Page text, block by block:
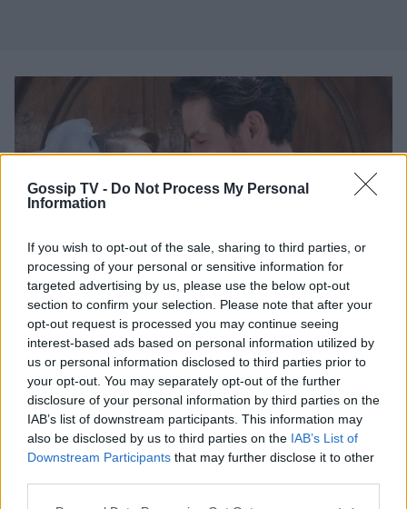
Gossip TV - Do Not Process My Personal
Information
If you wish to opt-out of the sale, sharing to third parties, or
processing of your personal or sensitive information for
targeted advertising by us, please use the below opt-out
section to confirm your selection. Please note that after your
opt-out request is processed you may continue seeing
interest-based ads based on personal information utilized by
us or personal information disclosed to third parties prior to
your opt-out. You may separately opt-out of the further
disclosure of your personal information by third parties on the
IAB’s list of downstream participants. This information may
also be disclosed by us to third parties on the IAB’s List of
Downstream Participants that may further disclose it to other
Photo 4/4
Ο Δρώσο όπως έχει αλλάξει